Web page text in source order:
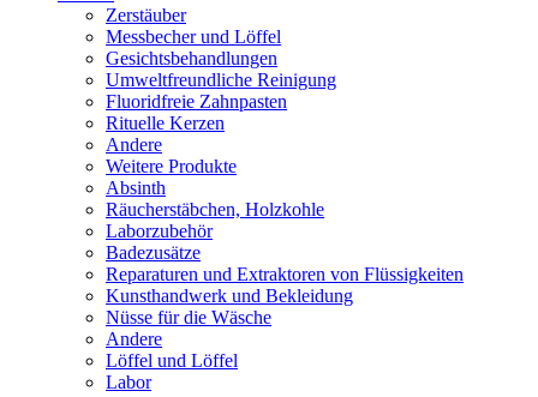
Zerstäuber
Messbecher und Löffel
Gesichtsbehandlungen
Umweltfreundliche Reinigung
Fluoridfreie Zahnpasten
Rituelle Kerzen
Andere
Weitere Produkte
Absinth
Räucherstäbchen, Holzkohle
Laborzubehör
Badezusätze
Reparaturen und Extraktoren von Flüssigkeiten
Kunsthandwerk und Bekleidung
Nüsse für die Wäsche
Andere
Löffel und Löffel
Labor